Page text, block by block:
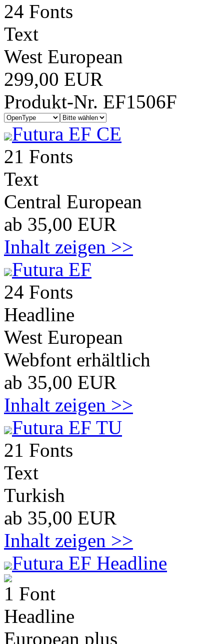
24 Fonts
Text
West European
299,00 EUR
Produkt-Nr. EF1506F
Futura EF CE
21 Fonts
Text
Central European
ab 35,00 EUR
Inhalt zeigen >>
Futura EF
24 Fonts
Headline
West European
Webfont erhältlich
ab 35,00 EUR
Inhalt zeigen >>
Futura EF TU
21 Fonts
Text
Turkish
ab 35,00 EUR
Inhalt zeigen >>
Futura EF Headline
1 Font
Headline
European plus